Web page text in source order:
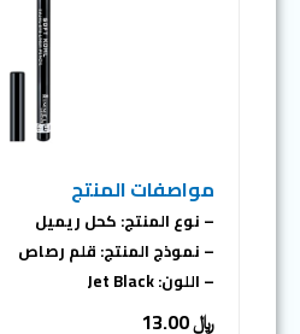
مواصفات المنتج
– نوع المنتج: كحل ريميل
– نموذج المنتج: قلم رصاص
– اللون: Jet Black
﷼ 13.00